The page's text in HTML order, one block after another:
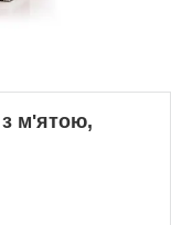
з м'ятою,